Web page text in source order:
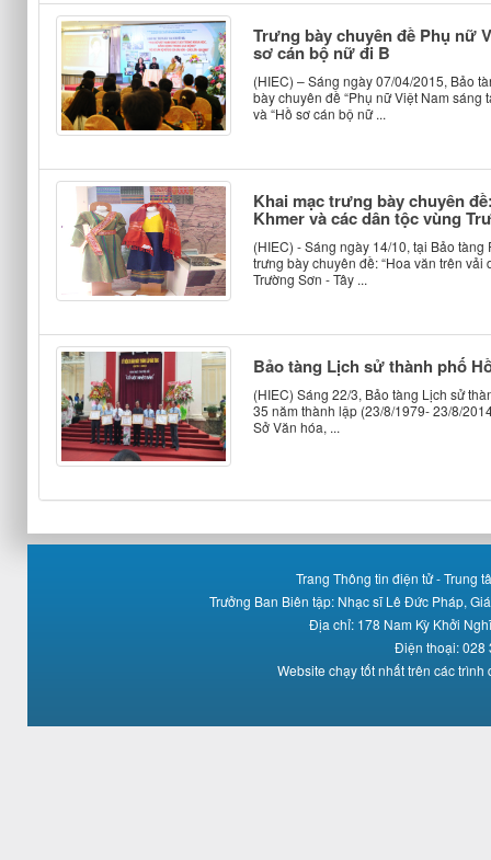
Trưng bày chuyên đề Phụ nữ
sơ cán bộ nữ đi B
(HIEC) – Sáng ngày 07/04/2015, Bảo
bày chuyên đề “Phụ nữ Việt Nam
và “Hồ sơ cán bộ nữ ...
Khai mạc trưng bày chuyên
Khmer và các dân tộc vùng
(HIEC) - Sáng ngày 14/10, tại Bảo
trưng bày chuyên đề: “Hoa văn trên
Trường Sơn - Tây ...
Bảo tàng Lịch sử thành phố
(HIEC) Sáng 22/3, Bảo tàng Lịch sử
35 năm thành lập (23/8/1979- 23/8/
Sở Văn hóa, ...
Trang Thông tin điện tử - Trung
Trưởng Ban Biên tập: Nhạc sĩ Lê Đức Pháp,
Địa chỉ: 178 Nam Kỳ Khởi
Điện thoại: 028
Website chạy tốt nhất trên các